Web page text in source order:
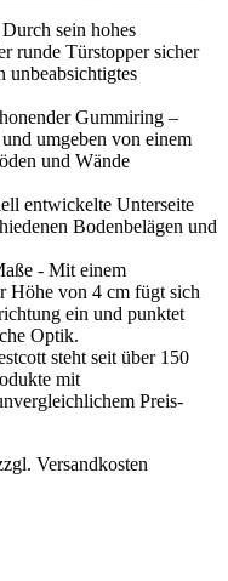
sein hohes
runde Türstopper sicher
unbeabsichtigtes
Gummiring –
umgeben von einem
und Wände
entwickelte Unterseite
Bodenbelägen und
- Mit einem
Höhe von 4 cm fügt sich
ein und punktet
Optik.
steht seit über 150
mit
Preis-
Versandkosten